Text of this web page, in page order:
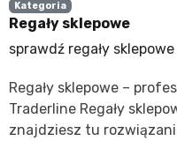
Kategoria
Regały sklepowe
sprawdź regały sklepowe
Regały sklepowe –
Traderline Regały
znajdziesz tu